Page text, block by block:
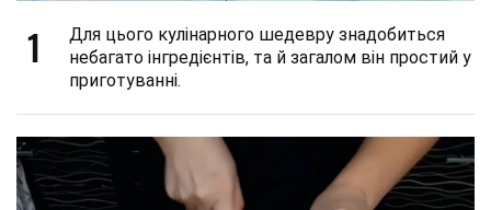
1
Для цього кулінарного шедевру знадобиться
небагато інгредієнтів, та й загалом він простий у
приготуванні.